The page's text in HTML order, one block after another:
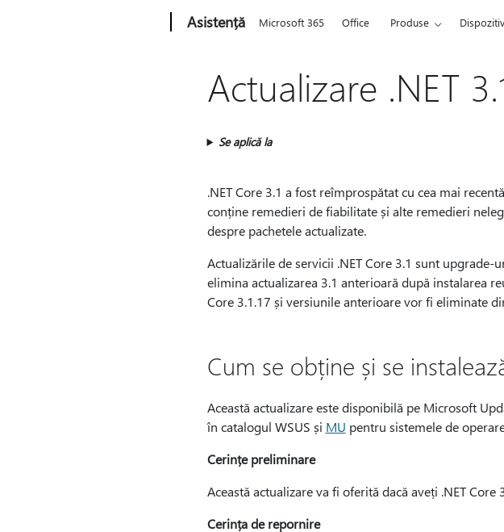
Asistență Microsoft 365 Office Produse
Actualizare .NET
Se aplică la
.NET Core 3.1 a fost reîmprospătat cu cea mai
conține remedieri de fiabilitate și alte remedieri
despre pachetele actualizate.
Actualizările de servicii .NET Core 3.1 sunt upgrade-
elimina actualizarea 3.1 anterioară după instalarea
Core 3.1.17 și versiunile anterioare vor fi eliminate
Cum se obține și se
Această actualizare este disponibilă pe Microsoft
în catalogul WSUS și MU pentru sistemele de
Cerințe preliminare
Această actualizare va fi oferită dacă aveți .NET Core
Cerința de repornire